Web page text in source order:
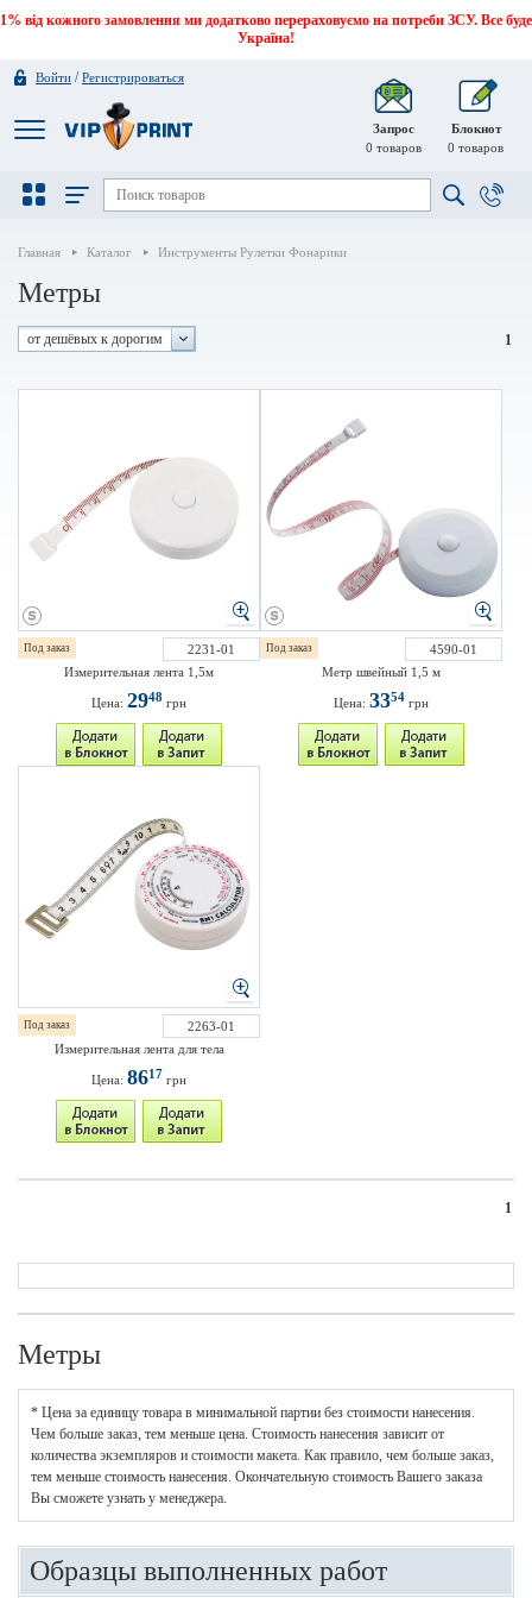
1% від кожного замовлення ми додатково перераховуємо на потреби ЗСУ. Все буде
Україна!
Войти /Регистрироваться
Запрос
0 товаров
Блокнот
0 товаров
Главная Каталог Инструменты Рулетки Фонарики
Метры
от дешёвых к дорогим 1
Под заказ
2231-01
Измерительная лента 1,5м
Цена: 2948 грн
Под заказ
4590-01
Метр швейный 1,5 м
Цена: 3354 грн
Под заказ
2263-01
Измерительная лента для тела
Цена: 8617 грн
1
Метры
* Цена за единицу товара в минимальной партии без стоимости нанесения.
Чем больше заказ, тем меньше цена. Стоимость нанесения зависит от
количества экземпляров и стоимости макета. Как правило, чем больше заказ,
тем меньше стоимость нанесения. Окончательную стоимость Вашего заказа
Вы сможете узнать у менеджера.
Образцы выполненных работ